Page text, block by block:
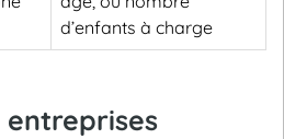
d’enfants à charge
entreprises